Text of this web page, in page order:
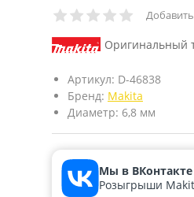
Оригинальный
Артикул: D-46838
Бренд: Makita
Диаметр: 6,8 мм
Мы в ВКонтакте
Розыгрыши